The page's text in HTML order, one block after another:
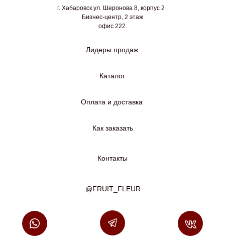
г. Хабаровск ул. Шеронова 8, корпус 2
Бизнес-центр, 2 этаж
офис 222.
Лидеры продаж
Каталог
Оплата и доставка
Как заказать
@FRUIT_FLEUR
Контакты